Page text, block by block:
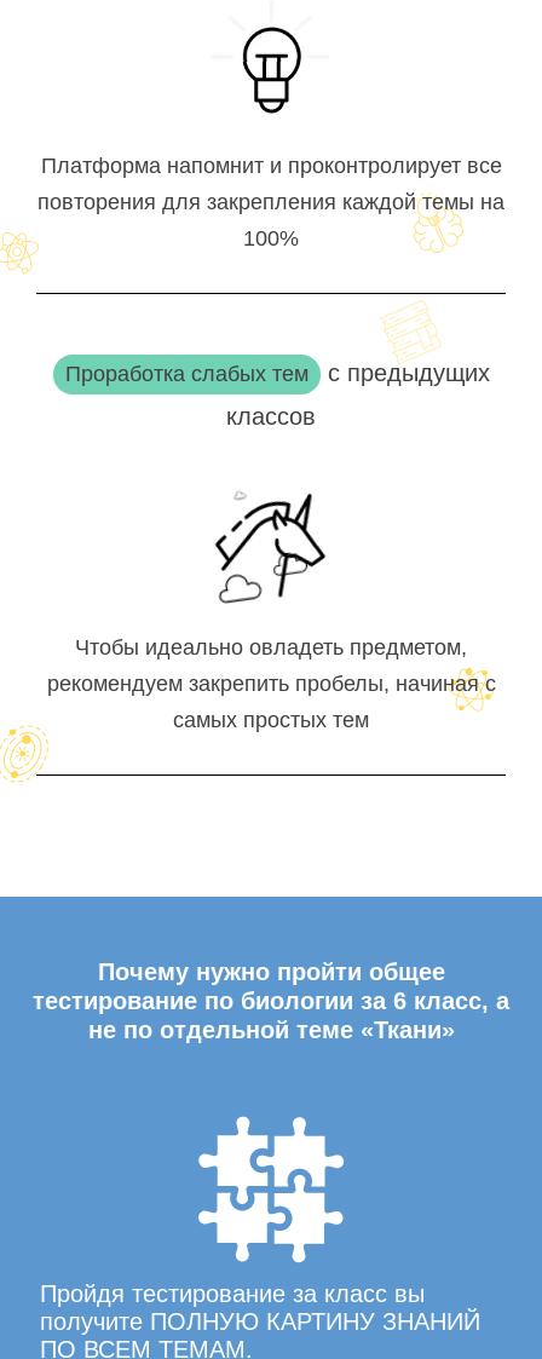
Платформа напомнит и проконтролирует все
повторения для закрепления каждой темы на
100%
Проработка слабых тем с предыдущих
классов
Чтобы идеально овладеть предметом,
рекомендуем закрепить пробелы, начиная с
самых простых тем
Почему нужно пройти общее
тестирование по биологии за 6 класс, а
не по отдельной теме «Ткани»
Пройдя тестирование за класс вы
получите ПОЛНУЮ КАРТИНУ ЗНАНИЙ
ПО ВСЕМ ТЕМАМ.